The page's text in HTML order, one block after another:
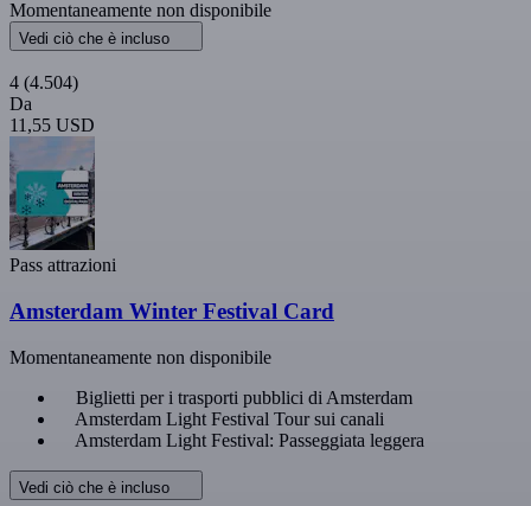
Momentaneamente non disponibile
Vedi ciò che è incluso
4 (4.504)
Da
11,55 USD
Pass attrazioni
Amsterdam Winter Festival Card
Momentaneamente non disponibile
Biglietti per i trasporti pubblici di Amsterdam
Amsterdam Light Festival Tour sui canali
Amsterdam Light Festival: Passeggiata leggera
Vedi ciò che è incluso